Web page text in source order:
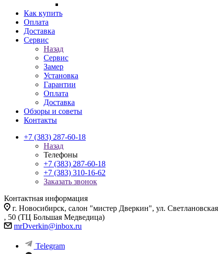
Как купить
Оплата
Доставка
Сервис
Назад
Сервис
Замер
Установка
Гарантии
Оплата
Доставка
Обзоры и советы
Контакты
+7 (383) 287-60-18
Назад
Телефоны
+7 (383) 287-60-18
+7 (383) 310-16-62
Заказать звонок
Контактная информация
г. Новосибирск, салон "мистер Дверкин", ул. Светлановская
, 50 (ТЦ Большая Медведица)
mrDverkin@inbox.ru
Telegram